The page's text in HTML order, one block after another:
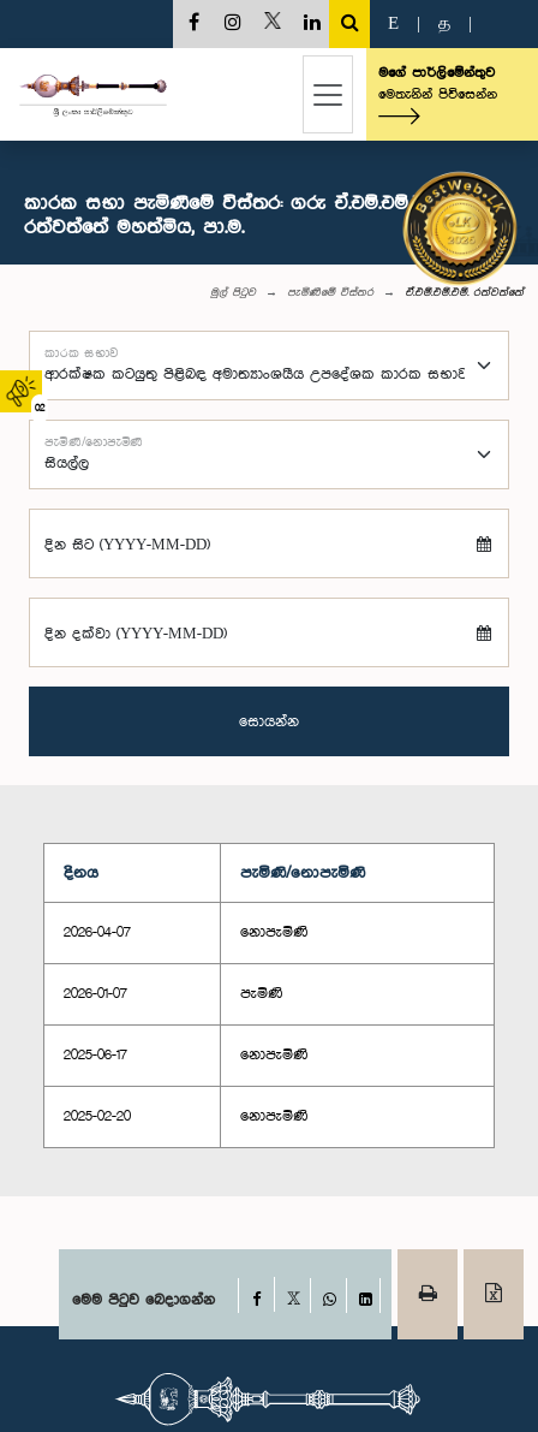
02
E த
මගේ පාර්ලිමේන්තුව
මෙතැනින් පිවිසෙන්න
කාරක සභා පැමිණීමේ විස්තර: ගරු ඒ.එම්.එම්.එම්.
රත්වත්තේ මහත්මිය, පා.ම.
මුල් පිටුව පැමිණීමේ විස්තර ඒ.එම්.එම්.එම්. රත්වත්තේ
කාරක සභාව
පැමිණි/නොපැමිණි
දින සිට (YYYY-MM-DD)
දින දක්වා (YYYY-MM-DD)
සොයන්න
දිනය පැමිණි/නොපැමිණි
2026-04-07 නොපැමිණි
2026-01-07 පැමිණි
2025-06-17 නොපැමිණි
2025-02-20 නොපැමිණි
මෙම පිටුව බෙදාගන්න Facebook
WhatsAppLinkedIn